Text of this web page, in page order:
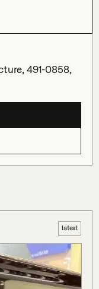
491-0858,
latest